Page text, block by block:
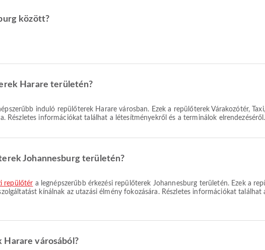
között?
Harare területén?
induló repülőterek Harare városban. Ezek a repülőterek Várakozótér,
Részletes információkat találhat a létesítményekről és a terminálok elrendezéséről.
Johannesburg területén?
repülőtér a legnépszerűbb érkezési repülőterek Johannesburg területén. Ezek a
kínálnak az utazási élmény fokozására. Részletes információkat
Harare városából?